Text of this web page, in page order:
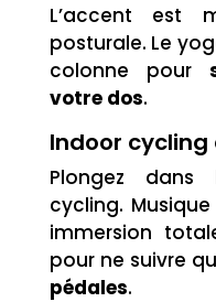
L’accent est
posturale. Le
colonne pour
votre dos.
Indoor
Plongez dans
cycling.
immersion
pour ne suivre
pédales.